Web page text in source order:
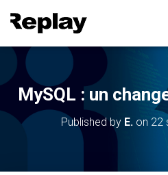
MySQL : un
Published by E. on 22